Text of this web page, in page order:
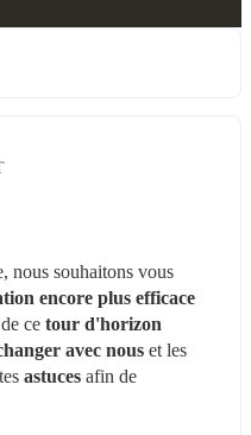
encore plus efficace
ce tour d'horizon
avec nous et les
astuces